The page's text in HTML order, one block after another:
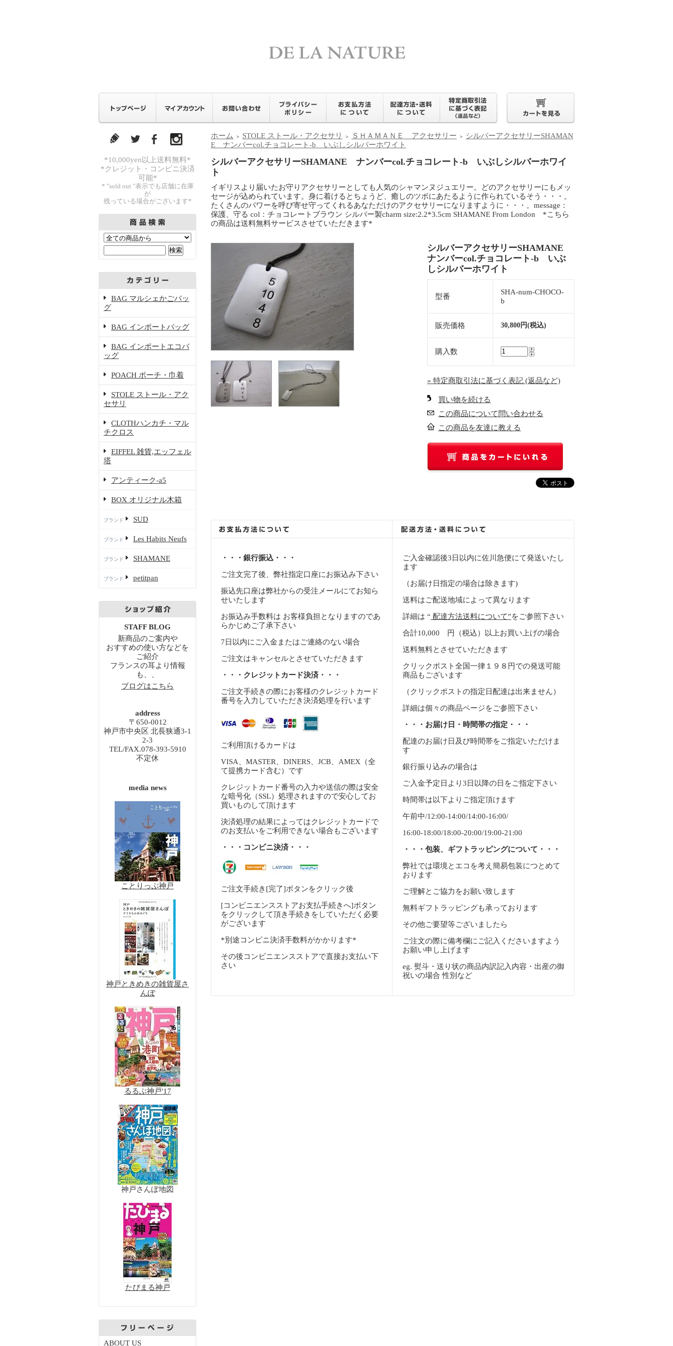
*10,000yen以上送料無料*
*クレジット・コンビニ決済
可能*
* "sold out "表示でも店舗に在庫
が
残っている場合がございます*
BAG マルシェかごバッ
グ
BAG インポートバッグ
BAG インポートエコバ
ッグ
POACH ポーチ・巾着
STOLE ストール・アク
セサリ
CLOTHハンカチ・マル
チクロス
EIFFEL 雑貨,エッフェル
塔
アンティーク-a5
BOX オリジナル木箱
ブランド SUD
ブランド Les Habits Neufs
ブランド SHAMANE
ブランド petitpan
STAFF BLOG
新商品のご案内や
おすすめの使い方などを
ご紹介
フランスの耳より情報
も、、
ブログはこちら
address
〒650-0012
神戸市中央区 北長狭通3-1
2-3
TEL/FAX.078-393-5910
不定休
media news
ことりっぷ神戸
神戸ときめきの雑貨屋さ
んぽ
るるぶ神戸'17
神戸さんぽ地図
たびまる神戸
ABOUT US
ホーム ＞ STOLE ストール・アクセサリ ＞ ＳＨＡＭＡＮＥ アクセサリー ＞
シルバーアクセサリーSHAMAN
E ナンバーcol.チョコレート-b いぶしシルバーホワイト
シルバーアクセサリーSHAMANE ナンバーcol.チョコレート-b いぶしシルバーホワイ
ト
イギリスより届いたお守りアクセサリーとしても人気のシャマンヌジュエリー。どのアクセサリーにもメッ
セージが込められています。身に着けるとちょうど、癒しのツボにあたるように作られているそう・・・。
たくさんのパワーを呼び寄せ守ってくれるあなただけのアクセサリーになりますように・・・。message：
保護、守る col：チョコレートブラウン シルバー製charm size:2.2*3.5cm SHAMANE From London *こちら
の商品は送料無料サービスさせていただきます*
シルバーアクセサリーSHAMANE
ナンバーcol.チョコレート-b いぶ
しシルバーホワイト
型番
SHA-num-CHOCO-
b
販売価格 30,800円(税込)
購入数
» 特定商取引法に基づく表記 (返品など)
買い物を続ける
この商品について問い合わせる
この商品を友達に教える
・・・銀行振込・・・
ご注文完了後、弊社指定口座にお振込み下さい
振込先口座は弊社からの受注メールにてお知ら
せいたします
お振込み手数料は お客様負担となりますのであ
らかじめご了承下さい
7日以内にご入金またはご連絡のない場合
ご注文はキャンセルとさせていただきます
・・・クレジットカード決済・・・
ご注文手続きの際にお客様のクレジットカード
番号を入力していただき決済処理を行います
ご利用頂けるカードは
VISA、MASTER、DINERS、JCB、AMEX（全
て提携カード含む）です
クレジットカード番号の入力や送信の際は安全
な暗号化（SSL）処理されますので安心してお
買いものして頂けます
決済処理の結果によってはクレジットカードで
のお支払いをご利用できない場合もございます
・・・コンビニ決済・・・
ご注文手続き[完了]ボタンをクリック後
[コンビニエンスストアお支払手続きへ]ボタン
をクリックして頂き手続きをしていただく必要
がございます
*別途コンビニ決済手数料がかかります*
その後コンビニエンスストアで直接お支払い下
さい
ご入金確認後3日以内に佐川急便にて発送いたし
ます
（お届け日指定の場合は除きます)
送料はご配送地域によって異なります
詳細は “ 配達方法送料について”をご参照下さい
合計10,000 円（税込）以上お買い上げの場合
送料無料とさせていただきます
クリックポスト全国一律１９８円での発送可能
商品もございます
（クリックポストの指定日配達は出来ません）
詳細は個々の商品ページをご参照下さい
・・・お届け日・時間帯の指定・・・
配達のお届け日及び時間帯をご指定いただけま
す
銀行振り込みの場合は
ご入金予定日より3日以降の日をご指定下さい
時間帯は以下よりご指定頂けます
午前中/12:00-14:00/14:00-16:00/
16:00-18:00/18:00-20:00/19:00-21:00
・・・包装、ギフトラッピングについて・・・
弊社では環境とエコを考え簡易包装につとめて
おります
ご理解とご協力をお願い致します
無料ギフトラッピングも承っております
その他ご要望等ございましたら
ご注文の際に備考欄にご記入くださいますよう
お願い申し上げます
eg. 熨斗・送り状の商品内訳記入内容・出産の御
祝いの場合 性別など